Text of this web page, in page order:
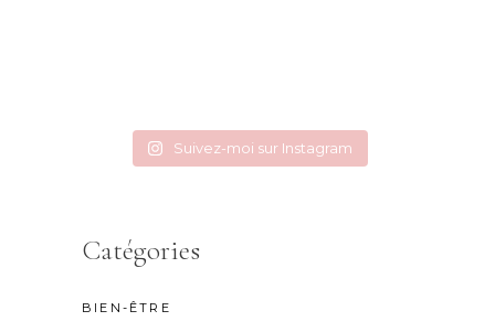
Suivez-moi sur Instagram
Catégories
BIEN-ÊTRE